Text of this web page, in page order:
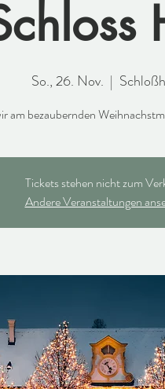
So., 26. Nov.
  |
am bezaubernden
Tickets stehen nicht zum
Andere Veranstaltungen